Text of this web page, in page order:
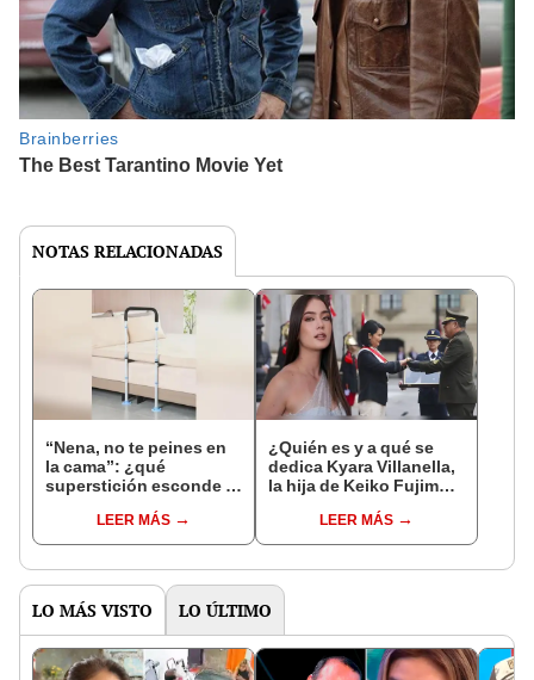
NOTAS RELACIONADAS
“Nena, no te peines en
la cama”: ¿qué
superstición esconde la
Enanitos Verdes?
LEER MÁS
¿Quién es y a qué se
dedica Kyara Villanella,
la hija de Keiko Fujimori
nivel nacional?
LEER MÁS
LO MÁS VISTO LO ÚLTIMO